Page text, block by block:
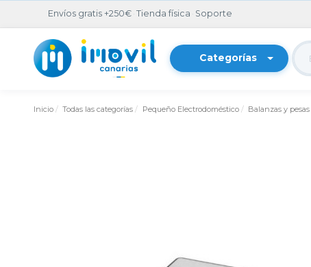
Envíos gratis +250€ · Tienda física · Soporte
Categorías
Inicio Todas las categorías Pequeño Electrodoméstico Balanzas y pesas